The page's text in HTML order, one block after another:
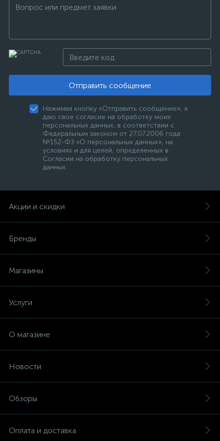
Отправить сообщение
Нажимая кнопку «Отправить сообщение», я
даю свое согласие на обработку моих
персональных данных, в соответствии с
Федеральным законом от 27.07.2006 года
№152-ФЗ «О персональных данных», на
условиях и для целей, определенных в
Согласии на обработку персональных
данных
Акции и скидки
Бренды
Магазины
Услуги
О магазине
Новости
Обзоры
Оплата и доставка